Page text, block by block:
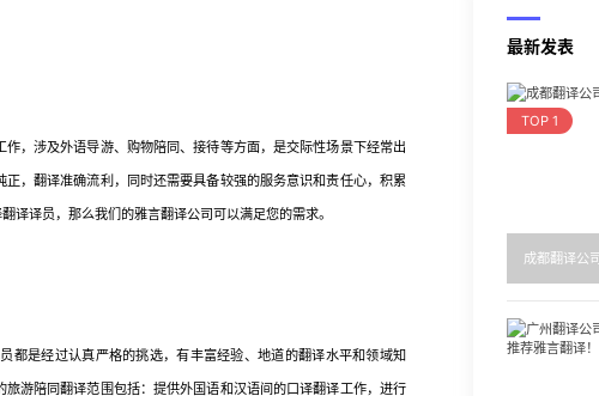
，涉及外语导游、购物陪同、接待等方面，是交际性场景下经常出
，翻译准确流利，同时还需要具备较强的服务意识和责任心，积累
译译员，那么我们的雅言翻译公司可以满足您的需求。
是经过认真严格的挑选，有丰富经验、地道的翻译水平和领域知
游陪同翻译范围包括：提供外国语和汉语间的口译翻译工作，进行
最新发表
TOP 1
成都翻译公